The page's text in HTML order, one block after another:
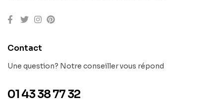
Contact
Une question? Notre conseiller vous répond
01 43 38 77 32